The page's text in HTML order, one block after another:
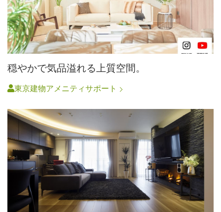
穏やかで気品溢れる上質空間。
東京建物アメニティサポート